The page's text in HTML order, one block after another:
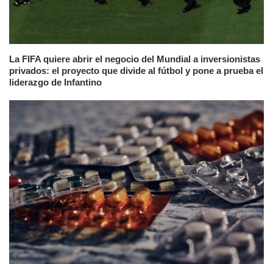
La FIFA quiere abrir el negocio del Mundial a inversionistas
privados: el proyecto que divide al fútbol y pone a prueba el
liderazgo de Infantino